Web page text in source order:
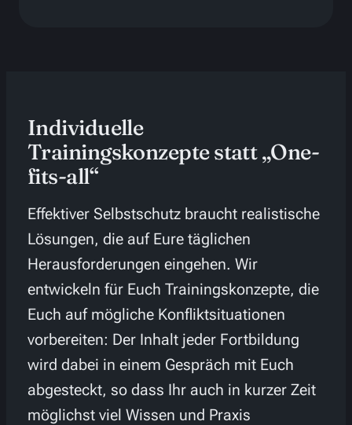
Individuelle
Trainingskonzepte statt „One-
fits-all“
Effektiver Selbstschutz braucht realistische
Lösungen, die auf Eure täglichen
Herausforderungen eingehen. Wir
entwickeln für Euch Trainingskonzepte, die
Euch auf mögliche Konfliktsituationen
vorbereiten: Der Inhalt jeder Fortbildung
wird dabei in einem Gespräch mit Euch
abgesteckt, so dass Ihr auch in kurzer Zeit
möglichst viel Wissen und Praxis